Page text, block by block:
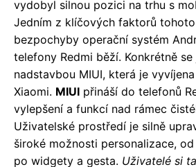
vydobyl silnou pozici na trhu s
Jedním z klíčových faktorů
bezpochyby operační systém
telefony Redmi běží. Konkrétně
nadstavbou MIUI, která je
Xiaomi. MIUI přináší do telefonů
vylepšení a funkcí nad rámec
Uživatelské prostředí je silně
široké možnosti personalizace,
po widgety a gesta. Uživatelé si